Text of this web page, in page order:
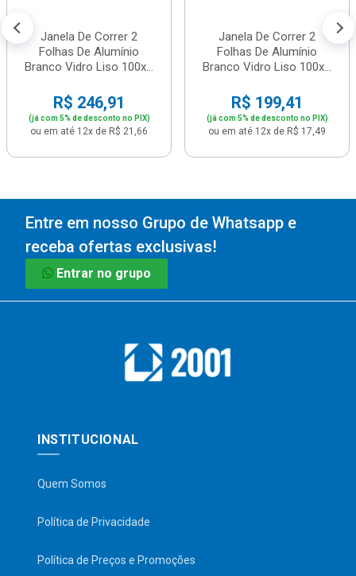
Janela De Correr 2
Folhas De Alumínio
Branco Vidro Liso 100x...
R$ 246,91
(já com 5% de desconto no PIX)
ou em até 12x de R$ 21,66
Janela De Correr 2
Folhas De Alumínio
Branco Vidro Liso 100x...
R$ 199,41
(já com 5% de desconto no PIX)
ou em até 12x de R$ 17,49
Entre em nosso Grupo de Whatsapp e
receba ofertas exclusivas!
Entrar no grupo
INSTITUCIONAL
Quem Somos
Política de Privacidade
Política de Preços e Promoções